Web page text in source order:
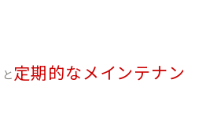
と 定期的なメインテナン